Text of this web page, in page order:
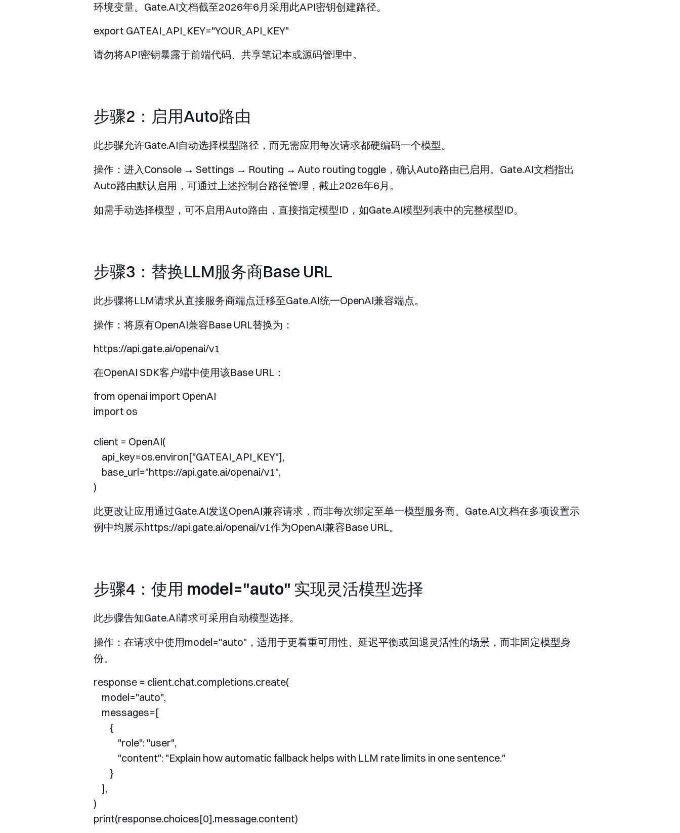
环境变量。Gate.AI文档截至2026年6月采用此API密钥创建路径。
请勿将API密钥暴露于前端代码、共享笔记本或源码管理中。
步骤2：启用Auto路由
此步骤允许Gate.AI自动选择模型路径，而无需应用每次请求都硬编码一个模型。
操作：进入Console → Settings → Routing → Auto routing toggle，确认Auto路由已启用。Gate.AI文档指出
Auto路由默认启用，可通过上述控制台路径管理，截止2026年6月。
如需手动选择模型，可不启用Auto路由，直接指定模型ID，如Gate.AI模型列表中的完整模型ID。
步骤3：替换LLM服务商Base URL
此步骤将LLM请求从直接服务商端点迁移至Gate.AI统一OpenAI兼容端点。
操作：将原有OpenAI兼容Base URL替换为：
在OpenAI SDK客户端中使用该Base URL：
from openai import OpenAI
import os
client = OpenAI(
    api_key=os.environ["GATEAI_API_KEY"],
    base_url="https://api.gate.ai/openai/v1",
此更改让应用通过Gate.AI发送OpenAI兼容请求，而非每次绑定至单一模型服务商。Gate.AI文档在多项设置示
例中均展示https://api.gate.ai/openai/v1作为OpenAI兼容Base URL。
步骤4：使用 model="auto" 实现灵活模型选择
此步骤告知Gate.AI请求可采用自动模型选择。
操作：在请求中使用model="auto" ，适用于更看重可用性、延迟平衡或回退灵活性的场景，而非固定模型身
份。
response = client.chat.completions.create(
    model="auto",
    messages=[
        {
            "role": "user",
            "content": "Explain how automatic fallback helps with LLM rate limits in one sentence."
        }
    ],
)